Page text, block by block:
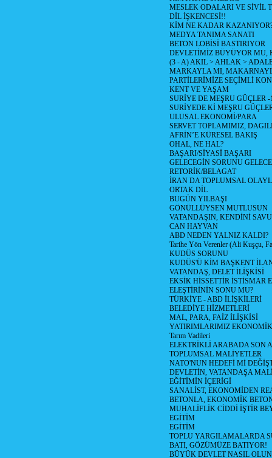
MESLEK ODALARI VE SİVİL
DİL İŞKENCESİ!!
KİM NE KADAR
MEDYA TANIMA SANATI
BETON LOBİSİ BASTIRIYOR
DEVLETİMİZ BÜYÜYOR MU,
(3 - A) AKIL > AHLAK >
MARKAYLA MI,
PARTİLERİMİZE SEÇİMLİ
KENT VE YAŞAM
SURİYE DE MEŞRU GÜÇLER -
SURİYEDE Kİ MEŞRU
ULUSAL EKONOMİ/PARA
SERVET TOPLAMIMIZ,
AFRİN’E KÜRESEL BAKIŞ
OHAL, NE HAL?
BAŞARI/SİYASİ BAŞARI
GELECEGİN SORUNU
RETORİK/BELAGAT
İRAN DA TOPLUMSAL
ORTAK DİL
BUGÜN YILBAŞI
GÖNÜLLÜYSEN MUTLUSUN
VATANDAŞIN, KENDİNİ
CAN HAYVAN
ABD NEDEN YALNIZ KALDI?
Tarihe Yön Verenler (Ali Kuşçu,
KUDÜS SORUNU
KUDÜS'Ü KİM BAŞKENT
VATANDAŞ, DELET İLİŞKİSİ
EKSİK HİSSETTİR İSTİSMAR
ELEŞTİRİNİN SONU MU?
TÜRKİYE - ABD İLİŞKİLERİ
BELEDİYE HİZMETLERİ
MAL, PARA, FAİZ İLİŞKİSİ
YATIRIMLARIMIZ
Tarım Vadileri
ELEKTRİKLİ ARABADA SON
TOPLUMSAL MALİYETLER
NATO'NUN HEDEFİ Mİ
DEVLETİN, VATANDAŞA
EĞİTİMİN İÇERİGİ
SANALİST, EKONOMİDEN
BETONLA, EKONOMİK
MUHALİFLİK CİDDİ İŞTİR
EGİTİM
EGİTİM
TOPLU YARGILAMALARDA
BATI, GÖZÜMÜZE BATIYOR!
BÜYÜK DEVLET NASIL